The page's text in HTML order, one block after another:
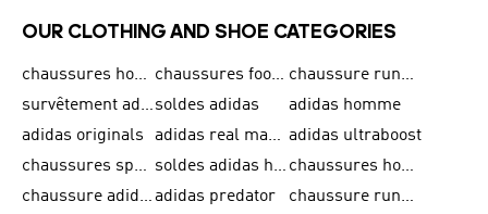
OUR CLOTHING AND SHOE CATEGORIES
chaussures homme adidas original chaussures football adidas
chaussure running homme
survêtement adidas hommesoldes adidas
adidas homme
adidas originals
adidas real madrid adidas ultraboost
chaussures sport adidas
soldes adidas homme
chaussures homme adidas
chaussure adidas original adidas predator
chaussure running adidas femme